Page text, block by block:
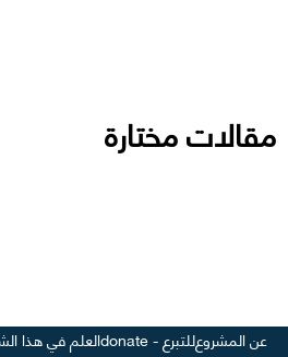
مقالات مختارة
عن المشروعللتبرع - donate العلم في هذا